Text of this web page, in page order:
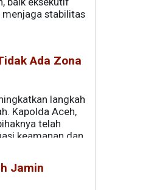
menjaga stabilitas
Ada Zona
langkah
Kapolda Aceh,
telah
keamanan dan
Jamin